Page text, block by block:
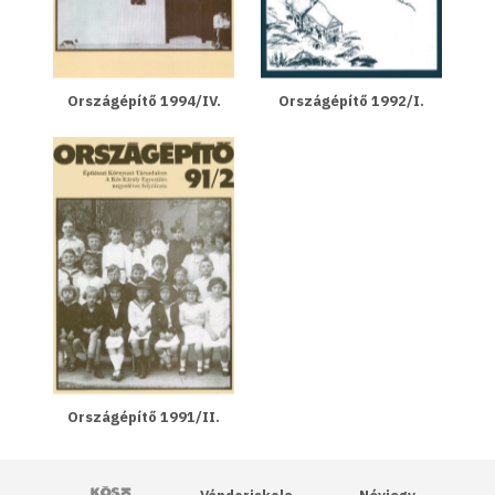
Országépítő 1994/IV. Országépítő 1992/I.
Országépítő 1991/II.